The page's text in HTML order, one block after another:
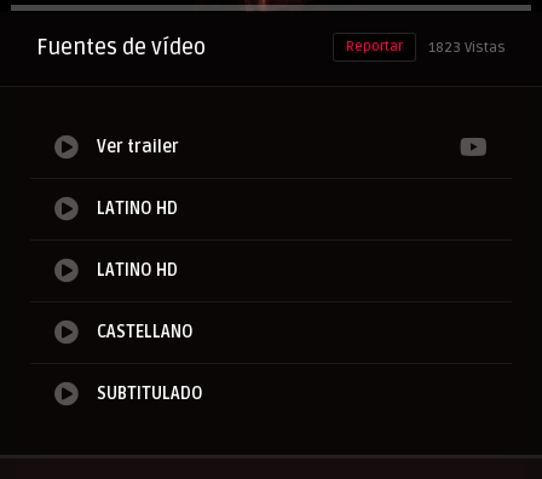
Anuncio
Fuentes de vídeo 1823 Vistas
Reportar
Ver trailer
LATINO HD
LATINO HD
CASTELLANO
SUBTITULADO